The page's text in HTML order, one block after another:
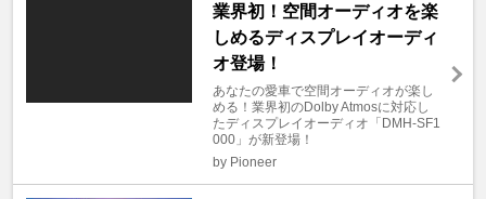
業界初！空間オーディオを楽
しめるディスプレイオーディ
オ登場！
あなたの愛車で空間オーディオが楽し
める！業界初のDolby Atmosに対応し
たディスプレイオーディオ「DMH-SF1
000」が新登場！
by Pioneer